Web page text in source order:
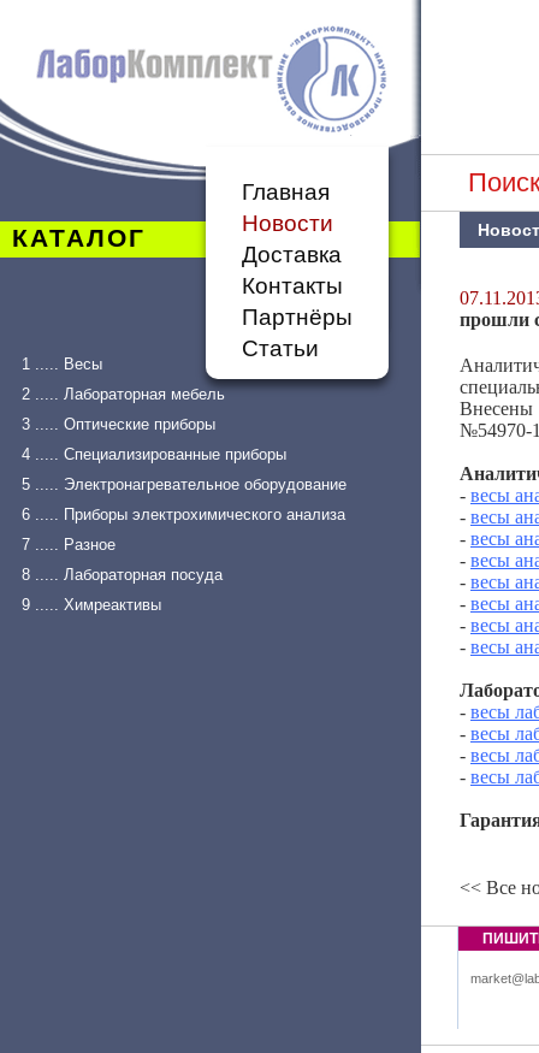
КАТАЛОГ
Главная
Новости
Доставка
Контакты
Партнёры
Статьи
1 ..... Весы
2 ..... Лабораторная мебель
3 ..... Оптические приборы
4 ..... Специализированные приборы
5 ..... Электронагревательное оборудование
6 ..... Приборы электрохимического анализа
7 ..... Разное
8 ..... Лабораторная посуда
9 ..... Химреактивы
прошли
Внесены
№54970-
- весы
- весы
- весы
- весы
- весы
- весы
- весы
- весы
- весы
- весы
- весы
- весы
<< Все